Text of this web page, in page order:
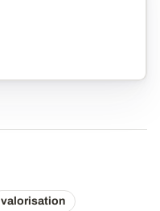
valorisation